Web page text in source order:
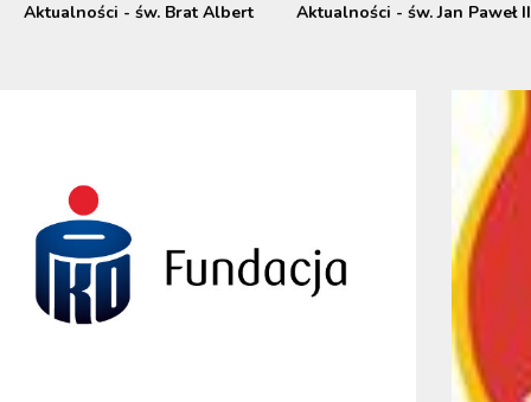
Aktualności - św. Brat Albert Aktualności - św. Jan Paweł II